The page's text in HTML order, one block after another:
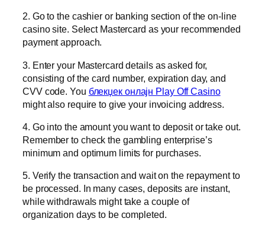
2. Go to the cashier or banking section of the on-line
casino site. Select Mastercard as your recommended
payment approach.
3. Enter your Mastercard details as asked for,
consisting of the card number, expiration day, and
CVV code. You блекџек онлајн Play Off Casino
might also require to give your invoicing address.
4. Go into the amount you want to deposit or take out.
Remember to check the gambling enterprise’s
minimum and optimum limits for purchases.
5. Verify the transaction and wait on the repayment to
be processed. In many cases, deposits are instant,
while withdrawals might take a couple of
organization days to be completed.